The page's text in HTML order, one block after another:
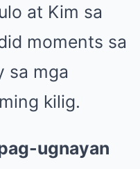
at Kim sa
moments sa
sa mga
kilig.
ugnayan